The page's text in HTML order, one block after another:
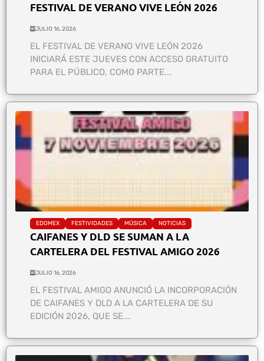
FESTIVAL DE VERANO VIVE LEÓN 2026
JULIO 16, 2026
EL FESTIVAL DE VERANO VIVE LEÓN 2026
INICIARÁ ESTE JUEVES CON ACCESO GRATUITO
PARA EL PÚBLICO, COMO PARTE...
EDOMEX FESTIVIDADES MÚSICA NOTICIAS
CAIFANES Y DLD SE SUMAN A LA
CARTELERA DEL FESTIVAL AMIGO 2026
JULIO 16, 2026
EL FESTIVAL AMIGO ANUNCIÓ LA INCORPORACIÓN
DE CAIFANES Y DLD A LA CARTELERA DE SU
EDICIÓN 2026, QUE SE...